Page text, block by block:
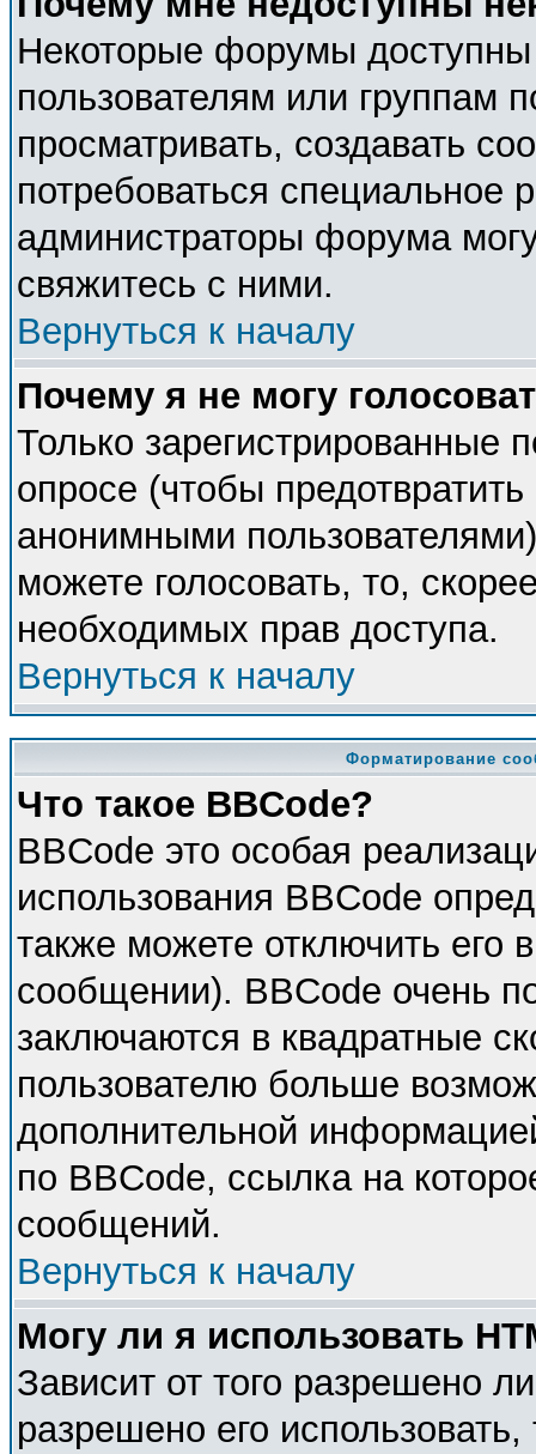
Некоторые форумы
пользователям или группам
просматривать, создавать
потребоваться
администраторы форума
свяжитесь с ними.
Вернуться к началу
Почему я не могу
Только зарегистрированные
опросе (чтобы предотвратить
анонимными
можете голосовать, то,
необходимых прав доступа.
Вернуться к началу
Форматирование
Что такое BBCode?
BBCode это особая
использования BBCode
также можете отключить
сообщении). BBCode очень
заключаются в квадратные
пользователю больше
дополнительной
по BBCode, ссылка на
сообщений.
Вернуться к началу
Могу ли я использовать
Зависит от того разрешено
разрешено его использовать,